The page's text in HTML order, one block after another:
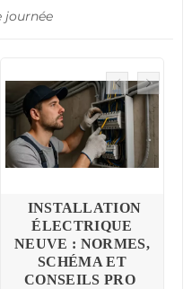
journée
INSTALLATION
ÉLECTRIQUE
NEUVE : NORMES,
SCHÉMA ET
CONSEILS PRO